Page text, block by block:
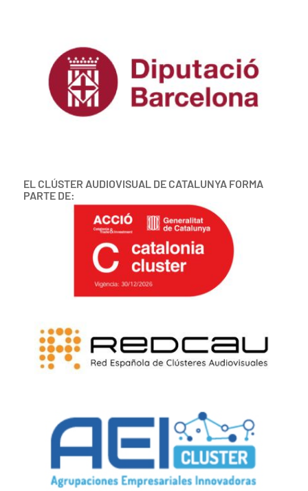
EL CLÚSTER AUDIOVISUAL DE CATALUNYA FORMA
PARTE DE: